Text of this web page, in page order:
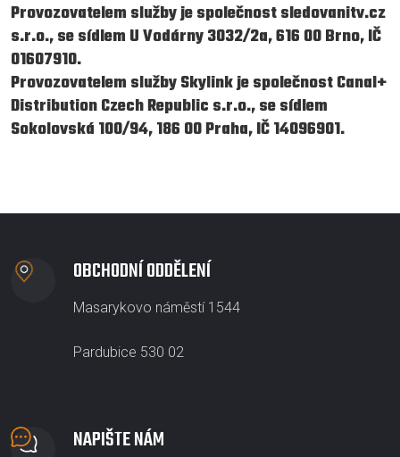
Provozovatelem služby je společnost sledovanitv.cz
s.r.o., se sídlem U Vodárny 3032/2a, 616 00 Brno, IČ
01607910.
Provozovatelem služby Skylink je společnost Canal+
Distribution Czech Republic s.r.o., se sídlem
Sokolovská 100/94, 186 00 Praha, IČ 14096901.
OBCHODNÍ ODDĚLENÍ
Masarykovo náměstí 1544
Pardubice 530 02
NAPIŠTE NÁM